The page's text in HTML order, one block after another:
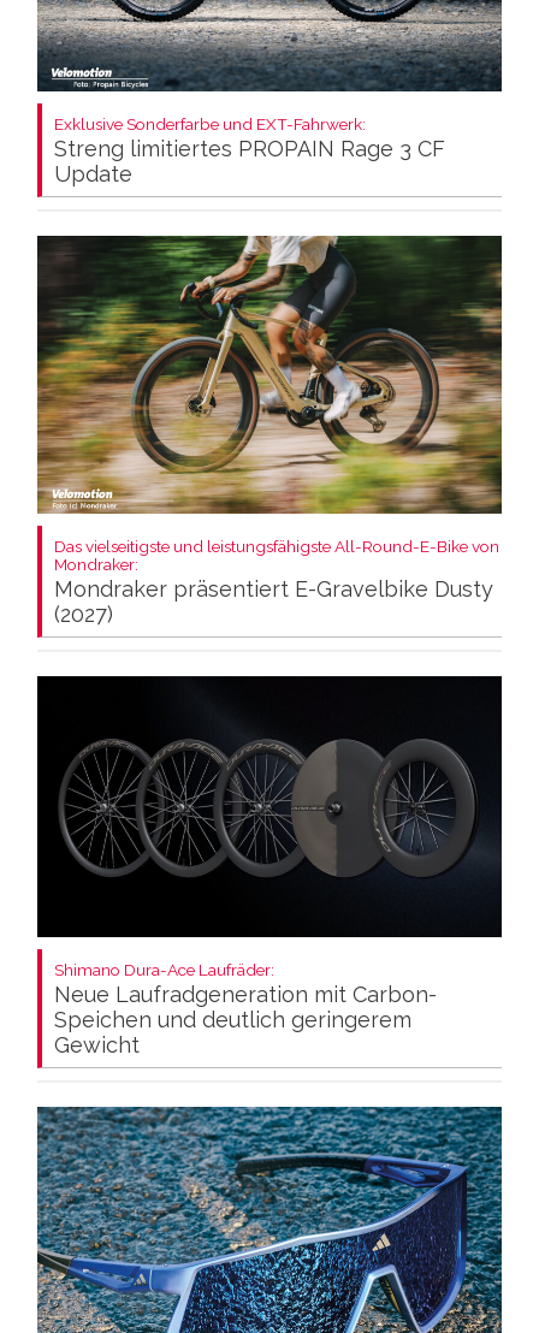
Exklusive Sonderfarbe und EXT-Fahrwerk:
Streng limitiertes PROPAIN Rage 3 CF
Update
Das vielseitigste und leistungsfähigste All-Round-E-Bike von
Mondraker:
Mondraker präsentiert E-Gravelbike Dusty
(2027)
Shimano Dura-Ace Laufräder:
Neue Laufradgeneration mit Carbon-
Speichen und deutlich geringerem
Gewicht